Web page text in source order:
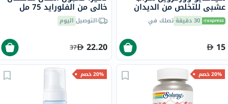
عشبي للتخلص من الديدان
بنكهة الفاكهة للأطفال 150
مل 30 دقيقة تصلك في
15
خالي من الفلورايد 75 مل
التوصيل اليوم
22.20
37
20% خصم 20% خصم